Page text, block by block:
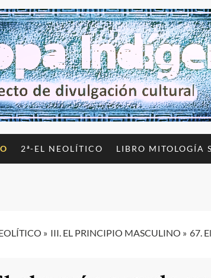
2ª-EL NEOLÍTICO LIBRO MITOLOGÍA
III. EL PRINCIPIO MASCULINO 67.